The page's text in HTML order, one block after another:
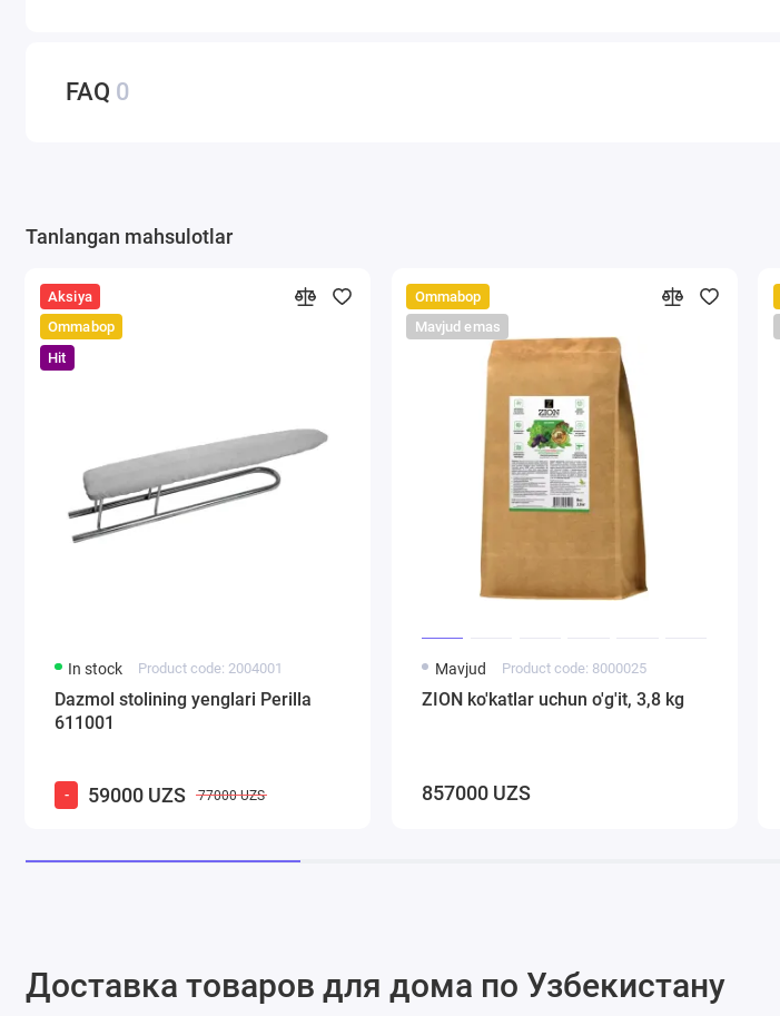
FAQ 0
Tanlangan mahsulotlar
Aksiya
Ommabop
Hit
In stock Product code: 2004001
Dazmol stolining yenglari Perilla
611001
- 59000 UZS 77000 UZS
Ommabop
Mavjud emas
Mavjud Product code: 8000025
ZION ko'katlar uchun o'g'it, 3,8 kg
857000 UZS
Доставка товаров для дома по Узбекистану